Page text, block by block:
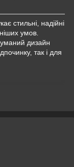
стильні, надійні
умов.
дизайн
так і для